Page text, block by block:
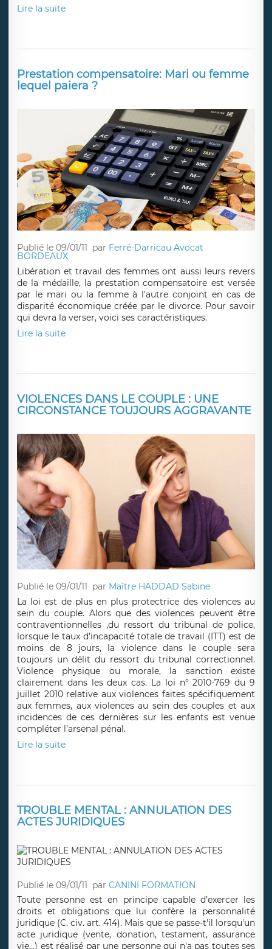
Lire la suite
Prestation compensatoire: Mari ou femme
lequel paiera ?
Publié le 09/01/11 par Ferré-Darricau Avocat
BORDEAUX
Libération et travail des femmes ont aussi leurs revers
de la médaille, la prestation compensatoire est versée
par le mari ou la femme à l’autre conjoint en cas de
disparité économique créée par le divorce. Pour savoir
qui devra la verser, voici ses caractéristiques.
Lire la suite
VIOLENCES DANS LE COUPLE : UNE
CIRCONSTANCE TOUJOURS AGGRAVANTE
Publié le 09/01/11 par Maître HADDAD Sabine
La loi est de plus en plus protectrice des violences au
sein du couple. Alors que des violences peuvent être
contraventionnelles ,du ressort du tribunal de police,
lorsque le taux d’incapacité totale de travail (ITT) est de
moins de 8 jours, la violence dans le couple sera
toujours un délit du ressort du tribunal correctionnel.
Violence physique ou morale, la sanction existe
clairement dans les deux cas. La loi n° 2010-769 du 9
juillet 2010 relative aux violences faites spécifiquement
aux femmes, aux violences au sein des couples et aux
incidences de ces dernières sur les enfants est venue
compléter l’arsenal pénal.
Lire la suite
TROUBLE MENTAL : ANNULATION DES
ACTES JURIDIQUES
Publié le 09/01/11 parCANINI FORMATION
Toute personne est en principe capable d’exercer les
droits et obligations que lui confère la personnalité
juridique (C. civ. art. 414). Mais que se passe-t'il lorsqu'un
acte juridique (vente, donation, testament, assurance
vie...) est réalisé par une personne qui n'a pas toutes ses